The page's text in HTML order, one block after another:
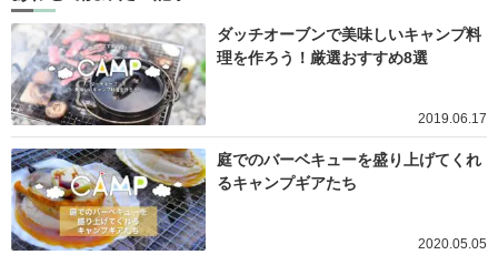
ダッチオーブンで美味しいキャンプ料
理を作ろう！厳選おすすめ8選
2019.06.17
庭でのバーベキューを盛り上げてくれ
るキャンプギアたち
2020.05.05